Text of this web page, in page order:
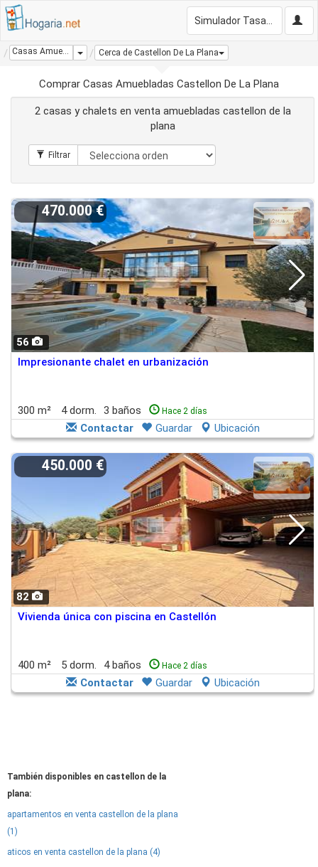
Casas Amuebladas Castellon De La Plana Dropdown
Cerca de Castellon De La Plana
Comprar Casas Amuebladas Castellon De La Plana
2 casas y chalets en venta amuebladas castellon de la
plana
56
470.000 €
Impresionante chalet en urbanización
300 m² 4 dorm. 3 baños Hace 2 días
Contactar Guardar Ubicación
82
450.000 €
Vivienda única con piscina en Castellón
400 m² 5 dorm. 4 baños Hace 2 días
Contactar Guardar Ubicación
También disponibles en castellon de la
plana:
apartamentos en venta castellon de la plana
(1)
aticos en venta castellon de la plana (4)